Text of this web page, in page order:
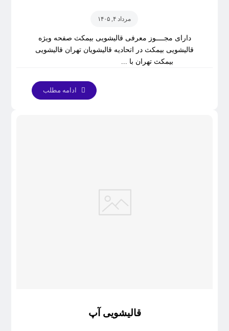
مرداد ۴, ۱۴۰۵
دارای مجــــوز معرفی قالیشویی بیمکث صفحه ویژه
قالیشویی بیمکث در اتحادیه قالیشویان تهران قالیشویی
بیمکث تهران با ...
ادامه مطلب
قالیشویی آپ